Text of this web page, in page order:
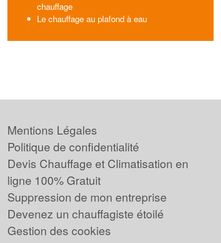
chauffage
Le chauffage au plafond à eau
Mentions Légales
Politique de confidentialité
Devis Chauffage et Climatisation en
ligne 100% Gratuit
Suppression de mon entreprise
Devenez un chauffagiste étoilé
Gestion des cookies